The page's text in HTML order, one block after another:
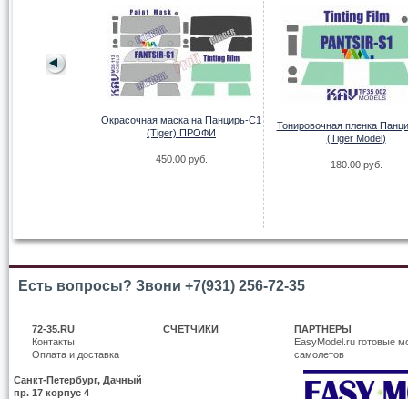
Окрасочная маска на Панцирь-С1
(Tiger) ПРОФИ
450.00 руб.
Тонировочная пленка
(Tiger Model)
180.00 руб.
Есть вопросы? Звони +7(931) 256-72-35
72-35.RU
Контакты
Оплата и доставка
Санкт-Петербург, Дачный
пр. 17 корпус 4
СЧЕТЧИКИ
ПАРТНЕРЫ
EasyModel.ru готовые
самолетов